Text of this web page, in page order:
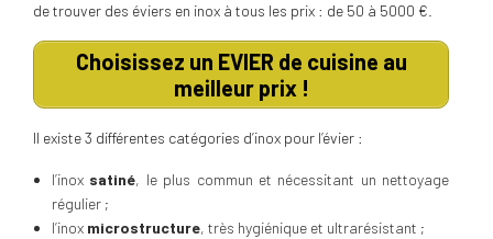
de trouver des éviers en inox à tous les prix : de 50 à 5000 €.
Choisissez un EVIER de cuisine au
meilleur prix !
Il existe 3 différentes catégories d’inox pour l’évier :
l’inox satiné, le plus commun et nécessitant un nettoyage
régulier ;
l’inox microstructure, très hygiénique et ultrarésistant ;